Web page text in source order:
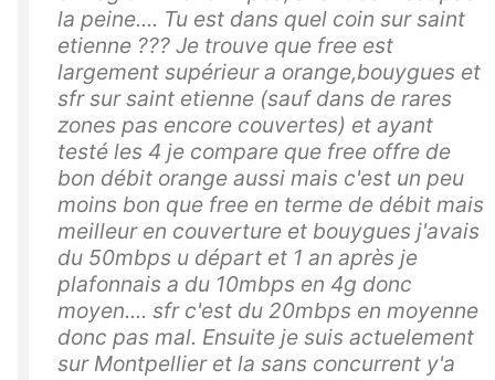
la peine.... Tu est dans quel coin sur saint
etienne ??? Je trouve que free est
largement supérieur a orange,bouygues et
sfr sur saint etienne (sauf dans de rares
zones pas encore couvertes) et ayant
testé les 4 je compare que free offre de
bon débit orange aussi mais c'est un peu
moins bon que free en terme de débit mais
meilleur en couverture et bouygues j'avais
du 50mbps u départ et 1 an après je
plafonnais a du 10mbps en 4g donc
moyen.... sfr c'est du 20mbps en moyenne
donc pas mal. Ensuite je suis actuelement
sur Montpellier et la sans concurrent y'a